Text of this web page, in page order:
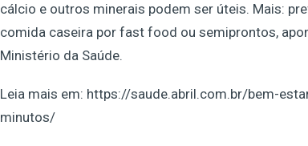
cálcio e outros minerais podem ser úteis. Mais:
comida caseira por fast food ou semiprontos,
Ministério da Saúde.
Leia mais em: https://saude.abril.com.br/bem-
minutos/